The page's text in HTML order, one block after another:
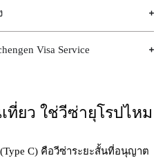
Visa Service
ที่ยว ใช่วีซ่ายุโรปไหม
C) คือวีซ่าระยะสั้นที่อนุญาต